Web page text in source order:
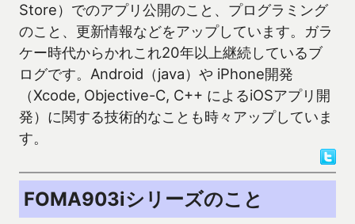
Store）でのアプリ公開のこと、プログラミング
のこと、更新情報などをアップしています。ガラ
ケー時代からかれこれ20年以上継続しているブ
ログです。Android（java）や iPhone開発
（Xcode, Objective-C, C++ によるiOSアプリ開
発）に関する技術的なことも時々アップしていま
す。
FOMA903iシリーズのこと